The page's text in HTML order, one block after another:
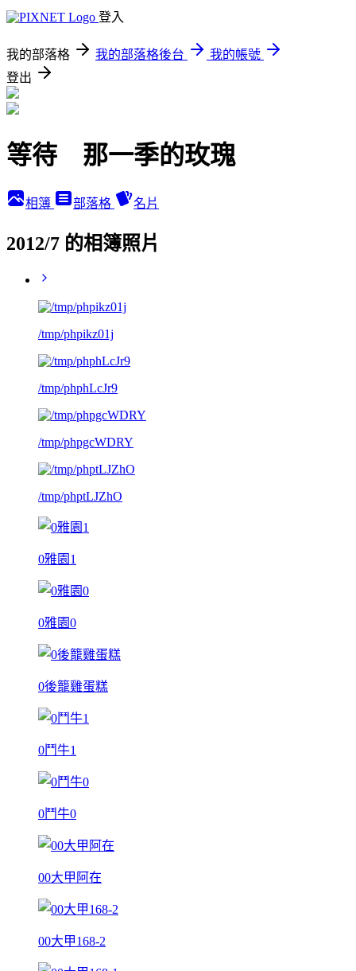
登入
我的部落格 我的部落格後台
我的帳號
登出
等待 那一季的玫瑰
相簿 部落格 名片
2012/7 的相簿照片
/tmp/phpikz01j
/tmp/phphLcJr9
/tmp/phpgcWDRY
/tmp/phptLJZhO
0雅園1
0雅園0
0後籠雞蛋糕
0鬥牛1
0鬥牛0
00大甲阿在
00大甲168-2